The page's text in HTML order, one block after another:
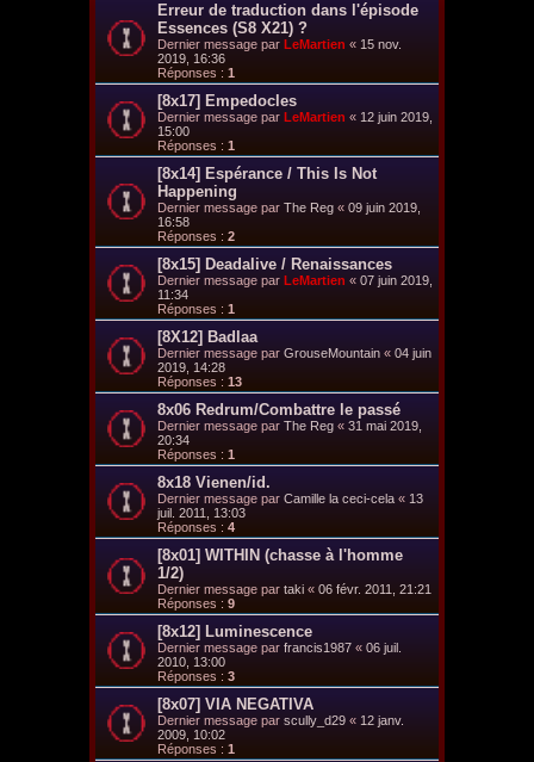
Erreur de traduction dans l'épisode
Essences (S8 X21) ?
Dernier message par LeMartien « 15 nov.
2019, 16:36
Réponses : 1
[8x17] Empedocles
Dernier message par LeMartien « 12 juin 2019,
15:00
Réponses : 1
[8x14] Espérance / This Is Not
Happening
Dernier message par The Reg « 09 juin 2019,
16:58
Réponses : 2
[8x15] Deadalive / Renaissances
Dernier message par LeMartien « 07 juin 2019,
11:34
Réponses : 1
[8X12] Badlaa
Dernier message par GrouseMountain « 04 juin
2019, 14:28
Réponses : 13
8x06 Redrum/Combattre le passé
Dernier message par The Reg « 31 mai 2019,
20:34
Réponses : 1
8x18 Vienen/id.
Dernier message par Camille la ceci-cela « 13
juil. 2011, 13:03
Réponses : 4
[8x01] WITHIN (chasse à l'homme
1/2)
Dernier message par taki « 06 févr. 2011, 21:21
Réponses : 9
[8x12] Luminescence
Dernier message par francis1987 « 06 juil.
2010, 13:00
Réponses : 3
[8x07] VIA NEGATIVA
Dernier message par scully_d29 « 12 janv.
2009, 10:02
Réponses : 1